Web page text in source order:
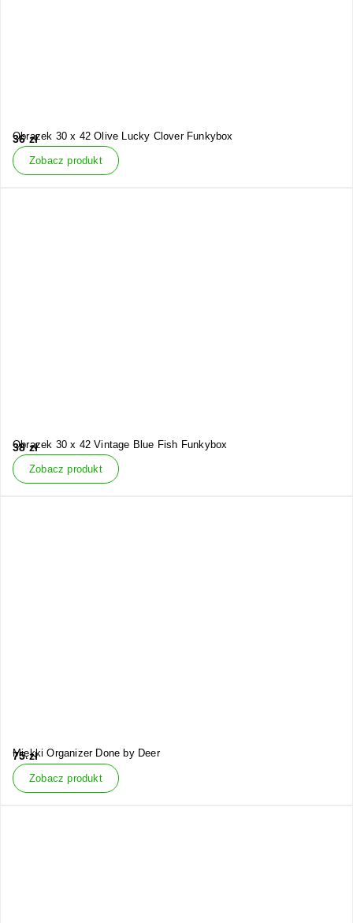
Obrazek 30 x 42 Olive Lucky Clover Funkybox
36zł
Zobacz produkt
Obrazek 30 x 42 Vintage Blue Fish Funkybox
38zł
Zobacz produkt
Miękki Organizer Done by Deer
75zł
Zobacz produkt